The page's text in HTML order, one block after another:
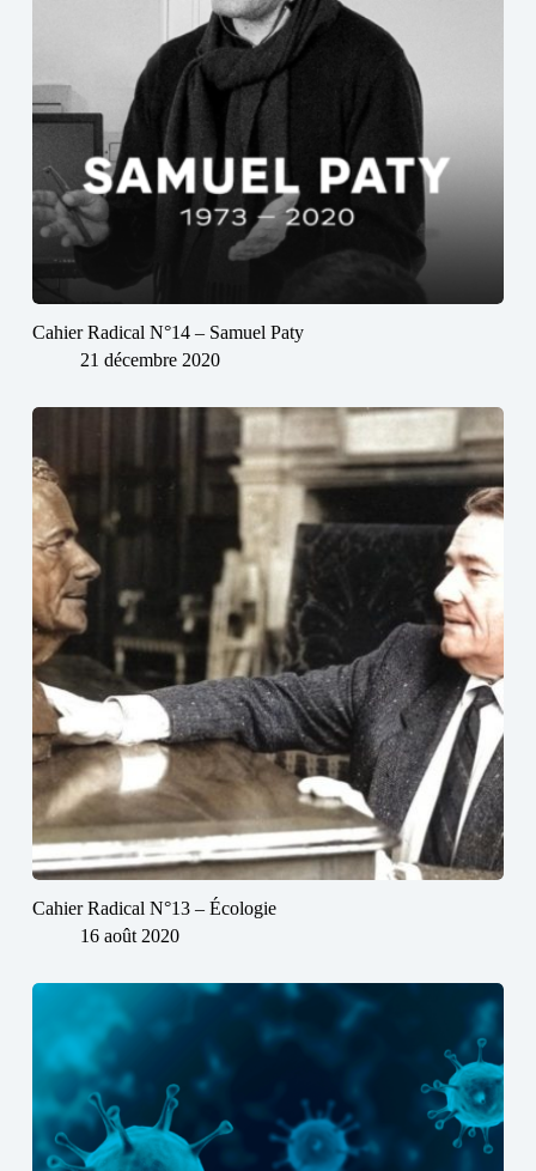
Cahier Radical N°14 – Samuel Paty
21 décembre 2020
Cahier Radical N°13 – Écologie
16 août 2020